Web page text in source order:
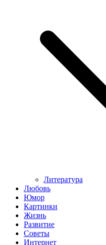
Литература
Любовь
Юмор
Картинки
Жизнь
Развитие
Советы
Интернет